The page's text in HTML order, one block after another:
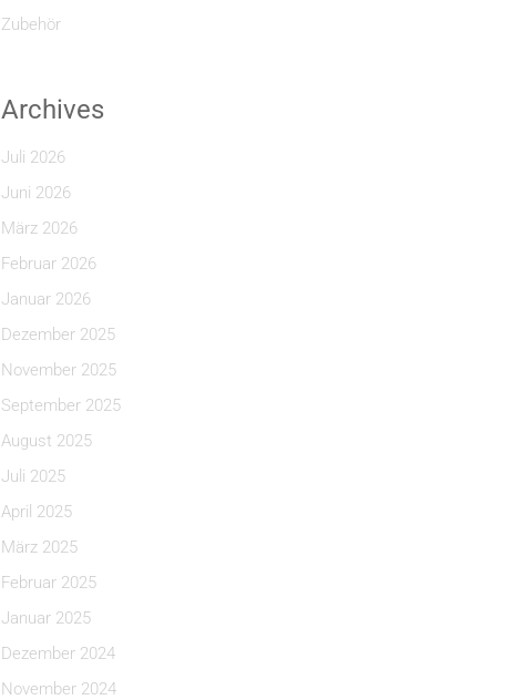
Zubehör
Archives
Juli 2026
Juni 2026
März 2026
Februar 2026
Januar 2026
Dezember 2025
November 2025
September 2025
August 2025
Juli 2025
April 2025
März 2025
Februar 2025
Januar 2025
Dezember 2024
November 2024